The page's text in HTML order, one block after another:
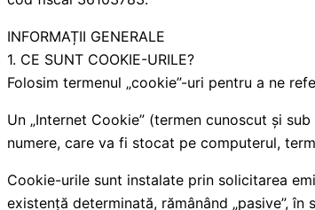
INFORMAȚII GENERALE
1. CE SUNT COOKIE-URILE?
Folosim termenul „cookie”-uri pentru a ne
Un „Internet Cookie” (termen cunoscut și
numere, care va fi stocat pe computerul,
Cookie-urile sunt instalate prin solicitarea
existență determinată, rămânând „pasive”,